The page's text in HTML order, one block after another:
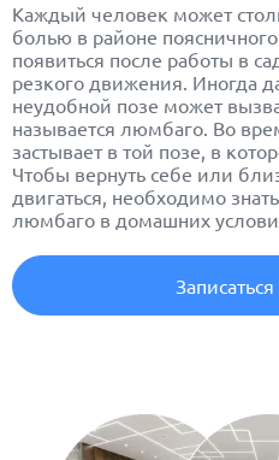
Каждый человек может
болью в районе
появиться после работы в
резкого движения. Иногда
неудобной позе может
называется люмбаго. Во
застывает в той позе, в
Чтобы вернуть себе или
двигаться, необходимо
люмбаго в домашних